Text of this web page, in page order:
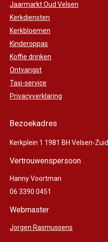
Jaarmarkt Oud Velsen
Kerkdiensten
Kerkbloemen
Kinderoppas
Koffie drinken
Ontvangst
Taxi-service
Privacyverklaring
Bezoekadres
Kerkplein 1 1981 BH Velsen-Zuid
Vertrouwenspersoon
Hanny Voortman
06 3390 0451
Webmaster
Jorgen Rasmussens